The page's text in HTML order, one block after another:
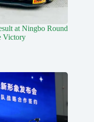
at Ningbo Round
Victory